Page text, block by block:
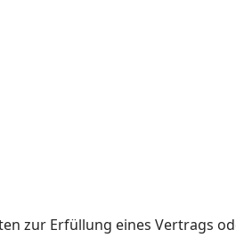
zur Erfüllung eines Vertrags